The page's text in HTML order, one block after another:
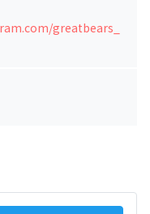
greatbears_